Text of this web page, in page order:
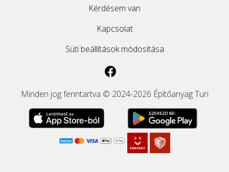
Kérdésem van
Kapcsolat
Süti beállítások módosítása
Minden jog fenntartva © 2024-2026 Építőanyag Turi